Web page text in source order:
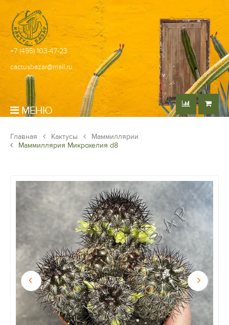
+7 (495) 103-47-23
cactusbazar@mail.ru
МЕНЮ
Главная Кактусы
Маммиллярии
Маммиллярия Микрохелия d8